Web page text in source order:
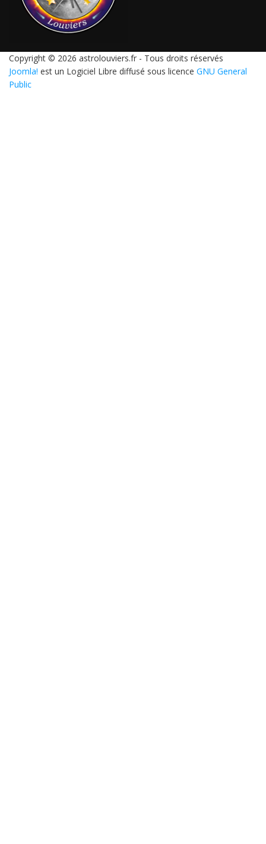
Copyright © 2026 astrolouviers.fr - Tous droits réservés
Joomla! est un Logiciel Libre diffusé sous licence GNU General
Public